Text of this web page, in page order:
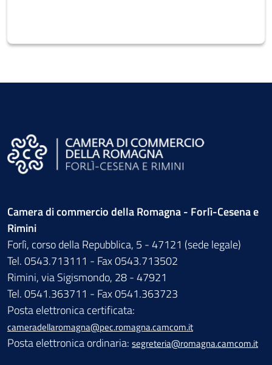
Camera di commercio della Romagna - Forlì-Cesena e
Rimini
Forlì, corso della Repubblica, 5 - 47121 (sede legale)
Tel. 0543.713111 - Fax 0543.713502
Rimini, via Sigismondo, 28 - 47921
Tel. 0541.363711 - Fax 0541.363723
Posta elettronica certificata:
cameradellaromagna@pec.romagna.camcom.it
Posta elettronica ordinaria: segreteria@romagna.camcom.it